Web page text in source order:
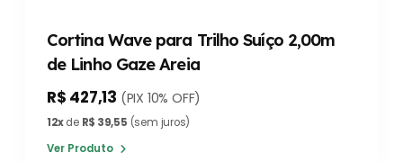
Cortina Wave para Trilho Suíço 2,00m
de Linho Gaze Areia
R$ 427,13 (PIX 10% OFF)
12xde R$ 39,55 (sem juros)
Ver Produto